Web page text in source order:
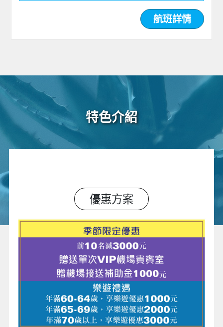
航班詳情
特色介紹
優惠方案